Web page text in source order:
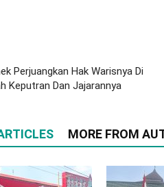
Perjuangkan Hak Warisnya Di
Keputran Dan Jajarannya
MORE FROM